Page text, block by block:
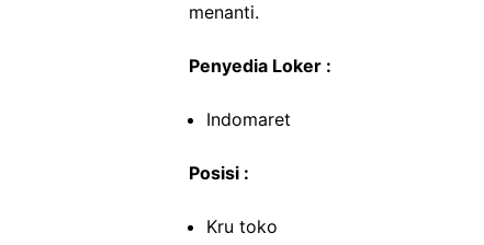
menanti.
Penyedia Loker :
Indomaret
Posisi :
Kru toko